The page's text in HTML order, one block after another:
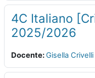
4C Italiano
2025/2026
Docente: Gisella Crivelli